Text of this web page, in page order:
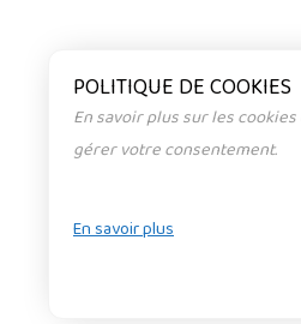
POLITIQUE DE COOKIES
En savoir plus sur les
gérer votre consentement.
En savoir plus